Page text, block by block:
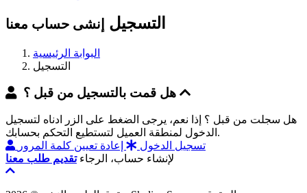
التسجيل إنشى حساب معنا
البوابة الرئيسية
التسجيل
هل سجلت من قبل ؟ إذا نعم، يرجى الضغط على الزر ادناه لتسجيل
الدخول لمنطقة العميل لتستطيع التحكم بحسابك.
تسجيل الدخول
إعادة تعيين كلمة المرور
لإنشاء حساب، الرجاءتقديم طلب معنا